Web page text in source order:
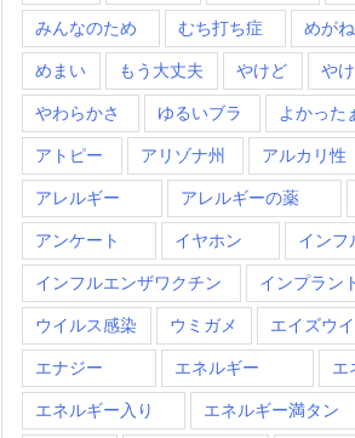
みんなのため むち打ち症 めがね
めまい もう大丈夫 やけど や
やわらかさ ゆるいブラ よかった
アトピー アリゾナ州 アルカリ性
アレルギー アレルギーの薬
アンケート イヤホン インフ
インフルエンザワクチン インプラン
ウイルス感染 ウミガメ エイズウ
エナジー エネルギー エ
エネルギー入り エネルギー満タン